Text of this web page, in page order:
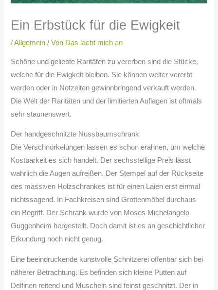
Ein Erbstück für die Ewigkeit
/Allgemein / Von Das lacht mich an
Schöne und geliebte Raritäten zu vererben sind die Stücke,
welche für die Ewigkeit bleiben. Sie können weiter vererbt
werden oder in Notzeiten gewinnbringend verkauft werden.
Die Welt der Raritäten und der limitierten Auflagen ist oftmals
sehr staunenswert.
Der handgeschnitzte Nussbaumschrank
Die Verschnörkelungen lassen es schon erahnen, um welche
Kostbarkeit es sich handelt. Der sechsstellige Preis lässt
wahrlich die Augen aufreißen. Der Stempel auf der Rückseite
des massiven Holzschrankes ist für einen Laien erst einmal
nichtssagend. In Fachkreisen sind Grottenmöbel durchaus
ein Begriff. Der Schrank wurde von Moses Michelangelo
Guggenheim hergestellt. Doch damit ist es an geschichtlicher
Erkundung noch nicht genug.
Eine beeindruckende kunstvolle Schnitzerei offenbar sich bei
näherer Betrachtung. Es befinden sich kleine Putten auf
Delfinen reitend und Muscheln sind feinst geschnitzt. Der in